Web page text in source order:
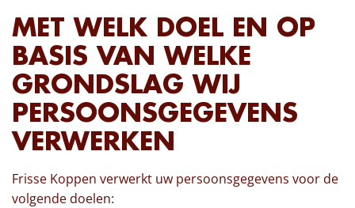
MET WELK DOEL EN OP
BASIS VAN WELKE
GRONDSLAG WIJ
PERSOONSGEGEVENS
VERWERKEN
Frisse Koppen verwerkt uw persoonsgegevens voor de
volgende doelen: